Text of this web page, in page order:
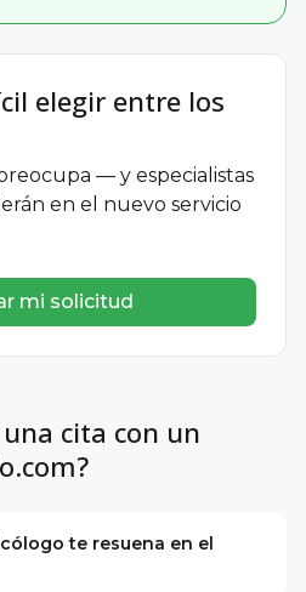
elegir entre los
— y especialistas
en el nuevo servicio
mi solicitud
cita con un
te resuena en el